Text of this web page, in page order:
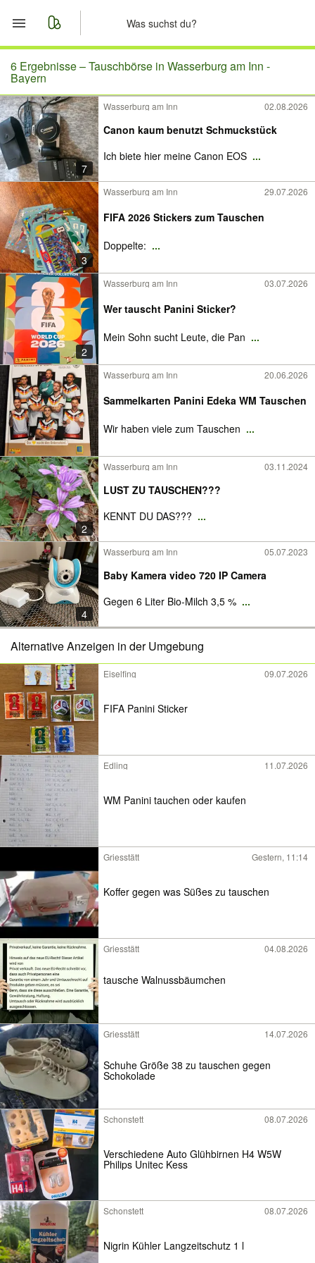
Start
Merkliste
Nachrichten
Anzeige aufgeben
6 Ergebnisse –Tauschbörse in Wasserburg am Inn -
Bayern
7
Wasserburg am Inn 02.08.2026
Canon kaum benutzt Schmuckstück
Ich biete hier meine Canon EOS ...
3
Wasserburg am Inn 29.07.2026
FIFA 2026 Stickers zum Tauschen
Doppelte: ...
2
Wasserburg am Inn 03.07.2026
Wer tauscht Panini Sticker?
Mein Sohn sucht Leute, die Pan ...
Wasserburg am Inn 20.06.2026
Sammelkarten Panini Edeka WM Tauschen
Wir haben viele zum Tauschen ...
2
Wasserburg am Inn 03.11.2024
LUST ZU TAUSCHEN???
KENNT DU DAS??? ...
4
Wasserburg am Inn 05.07.2023
Baby Kamera video 720 IP Camera
Gegen 6 Liter Bio-Milch 3,5 % ...
Alternative Anzeigen in der Umgebung
Eiselfing 09.07.2026
FIFA Panini Sticker
Edling 11.07.2026
WM Panini tauchen oder kaufen
Griesstätt Gestern, 11:14
Koffer gegen was Süßes zu tauschen
Griesstätt 04.08.2026
tausche Walnussbäumchen
Griesstätt 14.07.2026
Schuhe Größe 38 zu tauschen gegen
Schokolade
Schonstett 08.07.2026
Verschiedene Auto Glühbirnen H4 W5W
Philips Unitec Kess
Schonstett 08.07.2026
Nigrin Kühler Langzeitschutz 1 l